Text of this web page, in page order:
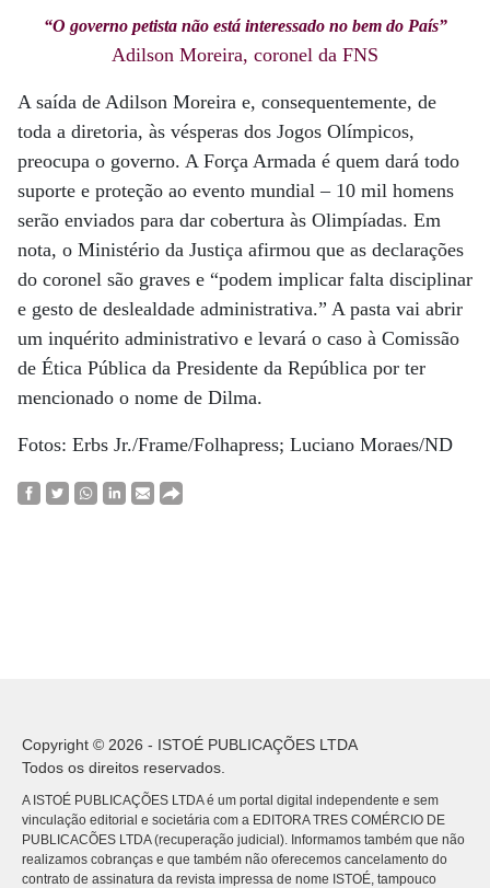
“O governo petista não está interessado no bem do País”
Adilson Moreira, coronel da FNS
A saída de Adilson Moreira e, consequentemente, de
toda a diretoria, às vésperas dos Jogos Olímpicos,
preocupa o governo. A Força Armada é quem dará todo
suporte e proteção ao evento mundial – 10 mil homens
serão enviados para dar cobertura às Olimpíadas. Em
nota, o Ministério da Justiça afirmou que as declarações
do coronel são graves e “podem implicar falta disciplinar
e gesto de deslealdade administrativa.” A pasta vai abrir
um inquérito administrativo e levará o caso à Comissão
de Ética Pública da Presidente da República por ter
mencionado o nome de Dilma.
Fotos: Erbs Jr./Frame/Folhapress; Luciano Moraes/ND
Copyright © 2026 - ISTOÉ PUBLICAÇÕES LTDA
Todos os direitos reservados.
A ISTOÉ PUBLICAÇÕES LTDA é um portal digital independente e sem
vinculação editorial e societária com a EDITORA TRES COMÉRCIO DE
PUBLICACÕES LTDA (recuperação judicial). Informamos também que não
realizamos cobranças e que também não oferecemos cancelamento do
contrato de assinatura da revista impressa de nome ISTOÉ, tampouco